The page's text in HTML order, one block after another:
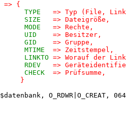
=> {
TYPE
=> Typ (File,
SIZE
   => Dateigröße,
MODE
   => Rechte,
UID
    => Besitzer,
GID
    => Gruppe,
MTIME
  => Zeitstempel,
LINKTO => Worauf der
RDEV
=>
CHECK
  => Prüfsumme,
}
O_RDWR|O_CREAT,